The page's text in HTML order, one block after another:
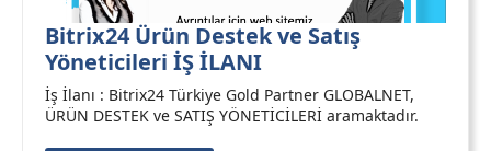
Bitrix24 Ürün Destek ve Satış
Yöneticileri İŞ İLANI
İş İlanı : Bitrix24 Türkiye Gold Partner GLOBALNET,
ÜRÜN DESTEK ve SATIŞ YÖNETİCİLERİ aramaktadır.